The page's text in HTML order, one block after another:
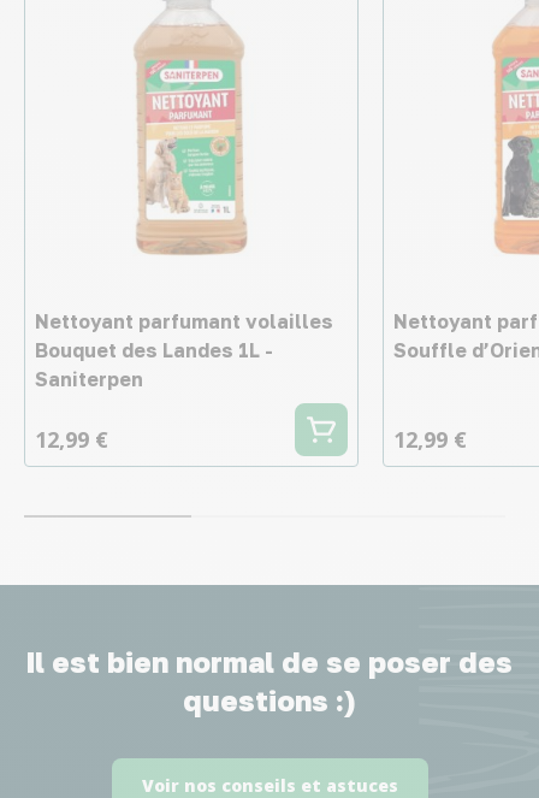
Nettoyant parfumant volailles
Bouquet des Landes 1L -
Saniterpen
12,99 €
Nettoyant
Souffle
12,99 €
Il est bien normal de se poser des
questions :)
Voir nos conseils et astuces